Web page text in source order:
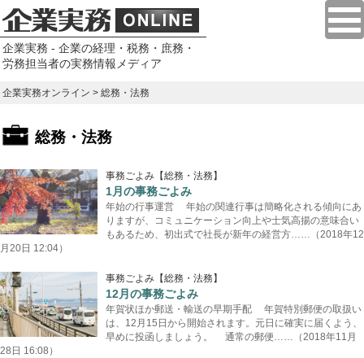
企業実務 - 企業の経理・税務・庶務・
労務担当者の実務情報メディア
企業実務オンライン > 総務・法務
総務・法務
事務ごよみ【総務・法務】
1月の事務ごよみ
年始の行事運営 年始の関連行事は簡略化される傾向にあ
りますが、コミュニケーション向上や士気高揚の意味合い
もあるため、初出式で社長が新年の経営方……（2018年12
月20日 12:04）
事務ごよみ【総務・法務】
12月の事務ごよみ
年賀状ほか郵送・輸送の早期手配 年賀特別郵便の取扱い
は、12月15日から開始されます。元日に確実に届くよう、
早めに投函しましょう。 通常の郵便……（2018年11月
28日 16:08）